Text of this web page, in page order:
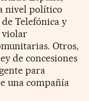
nivel político
Telefónica y
violar
Otros,
de concesiones
para
una compañía